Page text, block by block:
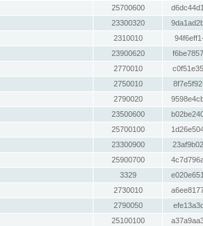
25700600
23300320
2310010
23900620
2770010
2750010
2790020
23500600
25700100
23300900
25900700
3329
2730010
2790050
25100100